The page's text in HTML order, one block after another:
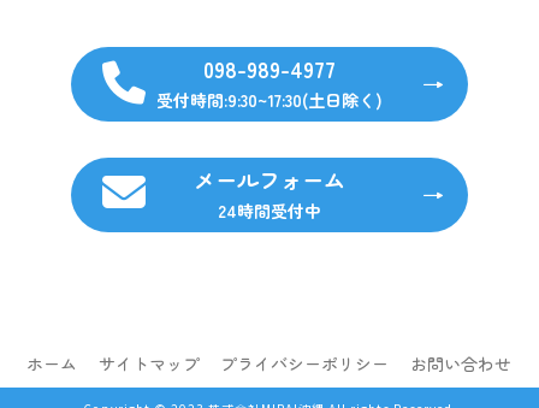
098-989-4977
受付時間:9:30~17:30(土日除く)
メールフォーム
24時間受付中
ホーム サイトマップ プライバシーポリシー お問い合わせ